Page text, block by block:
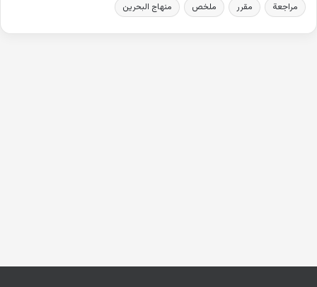
مراجعة
مقرر ملخص منهاج البحرين